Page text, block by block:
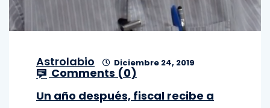
Astrolabio Diciembre 24, 2019
Comments (0)
Un año después, fiscal recibe a